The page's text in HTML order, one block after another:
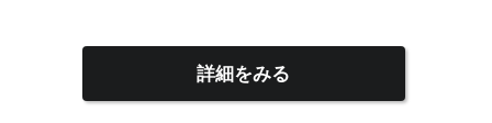
詳細をみる